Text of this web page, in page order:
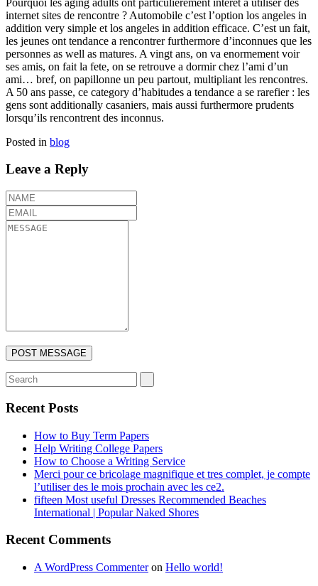
internet sites de rencontre ? Automobile c’est l’option los angeles in
addition very simple et los angeles in addition efficace. C’est un fait,
les jeunes ont tendance a rencontrer furthermore d’inconnues que les
personnes as well as matures. A vingt ans, on va enormement voir
ses amis, on fait la fete, on se retrouve a dormir chez l’ami d’un
ami… bref, on papillonne un peu partout, multipliant les rencontres.
A 50 ans passe, ce category d’habitudes a tendance a se rarefier : les
gens sont additionally casaniers, mais aussi furthermore prudents
lorsqu’ils rencontrent des inconnus.
Posted in blog
Leave a Reply
Recent Posts
How to Buy Term Papers
Help Writing College Papers
How to Choose a Writing Service
Merci pour ce bricolage magnifique et tres complet, je compte
l’utiliser des le mois prochain avec les ce2.
fifteen Most useful Dresses Recommended Beaches
International | Popular Naked Shores
Recent Comments
A WordPress Commenteron Hello world!